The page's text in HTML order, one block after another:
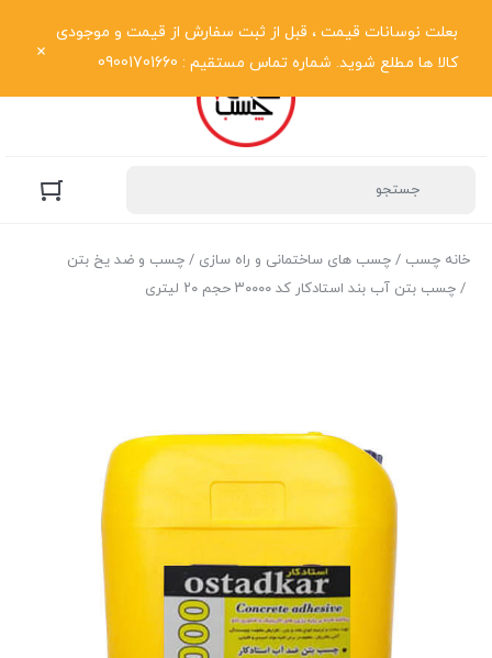
بعلت نوسانات قیمت ، قبل از ثبت سفارش از قیمت و موجودی
کالا ها مطلع شوید. شماره تماس مستقیم : 09001701660
خانه چسب / چسب های ساختمانی و راه سازی / چسب و ضد یخ بتن
/ چسب بتن آب بند استادکار کد ۳۰۰۰۰ حجم ۲۰ لیتری